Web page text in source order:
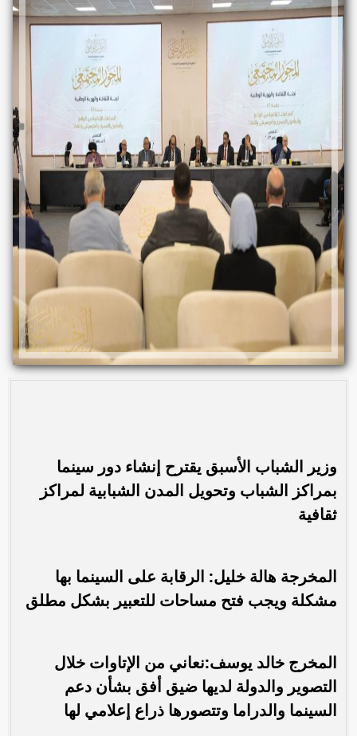
وزير الشباب الأسبق يقترح إنشاء دور سينما
بمراكز الشباب وتحويل المدن الشبابية لمراكز
ثقافية
المخرجة هالة خليل: الرقابة على السينما بها
مشكلة ويجب فتح مساحات للتعبير بشكل مطلق
المخرج خالد يوسف:نعاني من الإتاوات خلال
التصوير والدولة لديها ضيق أفق بشأن دعم
السينما والدراما وتتصورها ذراع إعلامي لها